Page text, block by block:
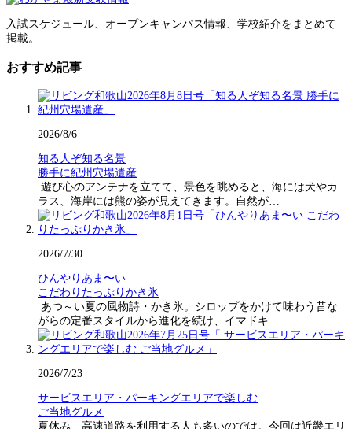
入試スケジュール、オープンキャンパス情報、学校紹介をまとめて
掲載。
おすすめ記事
2026/8/6
知る人ぞ知る名景
勝手に紀州穴場遺産
遊び心のアンテナを立てて、景色を眺めると、海には犬やカ
ラス、海岸には熊の姿が見えてきます。自然が…
2026/7/30
ひんやりあま〜い
こだわりたっぷりかき氷
あつ～い夏の風物詩・かき氷。シロップをかけて味わう昔な
がらの定番スタイルから進化を続け、イマドキ…
2026/7/23
サービスエリア・パーキングエリアで楽しむ
ご当地グルメ
夏休み、高速道路を利用する人も多いのでは。今回は近畿エリ